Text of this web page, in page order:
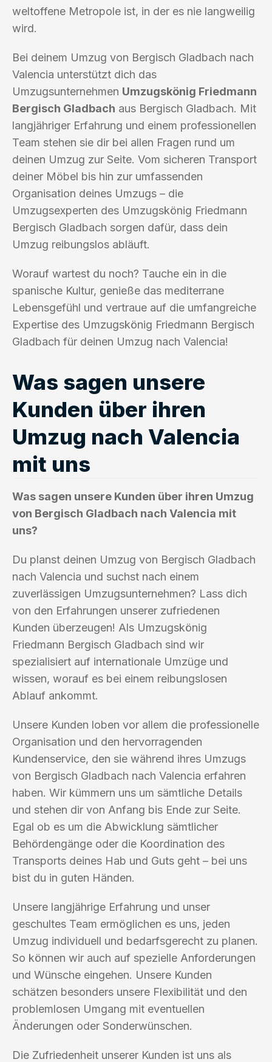
weltoffene Metropole ist, in der es nie langweilig
wird.
Bei deinem Umzug von Bergisch Gladbach nach
Valencia unterstützt dich das
Umzugsunternehmen Umzugskönig Friedmann
Bergisch Gladbach aus Bergisch Gladbach. Mit
langjähriger Erfahrung und einem professionellen
Team stehen sie dir bei allen Fragen rund um
deinen Umzug zur Seite. Vom sicheren Transport
deiner Möbel bis hin zur umfassenden
Organisation deines Umzugs – die
Umzugsexperten des Umzugskönig Friedmann
Bergisch Gladbach sorgen dafür, dass dein
Umzug reibungslos abläuft.
Worauf wartest du noch? Tauche ein in die
spanische Kultur, genieße das mediterrane
Lebensgefühl und vertraue auf die umfangreiche
Expertise des Umzugskönig Friedmann Bergisch
Gladbach für deinen Umzug nach Valencia!
Was sagen unsere
Kunden über ihren
Umzug nach Valencia
mit uns
Was sagen unsere Kunden über ihren Umzug
von Bergisch Gladbach nach Valencia mit
uns?
Du planst deinen Umzug von Bergisch Gladbach
nach Valencia und suchst nach einem
zuverlässigen Umzugsunternehmen? Lass dich
von den Erfahrungen unserer zufriedenen
Kunden überzeugen! Als Umzugskönig
Friedmann Bergisch Gladbach sind wir
spezialisiert auf internationale Umzüge und
wissen, worauf es bei einem reibungslosen
Ablauf ankommt.
Unsere Kunden loben vor allem die professionelle
Organisation und den hervorragenden
Kundenservice, den sie während ihres Umzugs
von Bergisch Gladbach nach Valencia erfahren
haben. Wir kümmern uns um sämtliche Details
und stehen dir von Anfang bis Ende zur Seite.
Egal ob es um die Abwicklung sämtlicher
Behördengänge oder die Koordination des
Transports deines Hab und Guts geht – bei uns
bist du in guten Händen.
Unsere langjährige Erfahrung und unser
geschultes Team ermöglichen es uns, jeden
Umzug individuell und bedarfsgerecht zu planen.
So können wir auch auf spezielle Anforderungen
und Wünsche eingehen. Unsere Kunden
schätzen besonders unsere Flexibilität und den
problemlosen Umgang mit eventuellen
Änderungen oder Sonderwünschen.
Die Zufriedenheit unserer Kunden ist uns als